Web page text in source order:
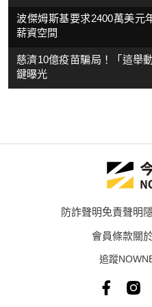
波傑姆斯基要求2400萬美
薪資空間
慈濟10億疫苗騙局！「這舉
鍵曝光
防詐聲明免責聲明
會員條款關
追蹤